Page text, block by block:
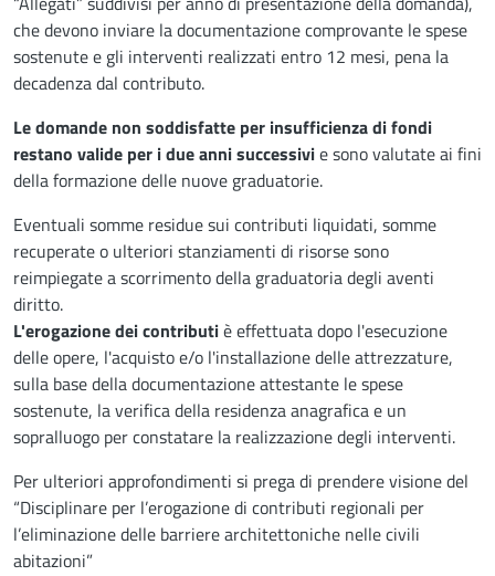
che devono inviare la documentazione comprovante le spese
sostenute e gli interventi realizzati entro 12 mesi, pena la
decadenza dal contributo.
Le domande non soddisfatte per insufficienza di fondi
restano valide per i due anni successivie sono valutate ai fini
della formazione delle nuove graduatorie.
Eventuali somme residue sui contributi liquidati, somme
recuperate o ulteriori stanziamenti di risorse sono
reimpiegate a scorrimento della graduatoria degli aventi
diritto.
L'erogazione dei contributiè effettuata dopo l'esecuzione
delle opere, l'acquisto e/o l'installazione delle attrezzature,
sulla base della documentazione attestante le spese
sostenute, la verifica della residenza anagrafica e un
sopralluogo per constatare la realizzazione degli interventi.
Per ulteriori approfondimenti si prega di prendere visione del
“Disciplinare per l’erogazione di contributi regionali per
l’eliminazione delle barriere architettoniche nelle civili
abitazioni”